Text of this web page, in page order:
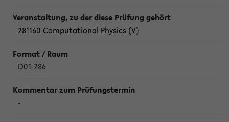
281160 Computational Physics (V)
D01-286
-